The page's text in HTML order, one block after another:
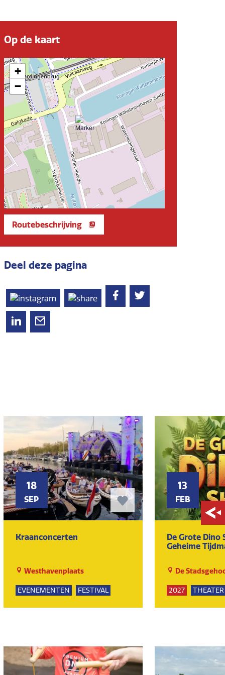
Op de kaart
+
−
Routebeschrijving
Deel deze pagina
18
SEP
Kraanconcerten
Westhavenplaats
EVENEMENTEN
FESTIVAL
DANSEN
MUZIEK
13
FEB
De Grote Dino
Geheime
De
2027
THEATER
KUNST EN